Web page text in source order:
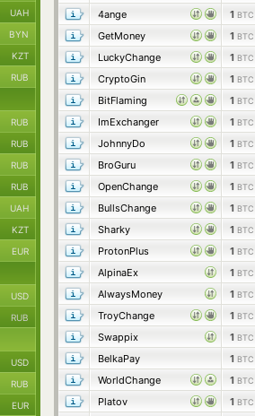
4ange
1 BTC
GetMoney
1 BTC
LuckyChange
1 BTC
CryptoGin
1 BTC
BitFlaming
1 BTC
ImExchanger
1 BTC
JohnnyDo
1 BTC
BroGuru
1 BTC
OpenChange
1 BTC
BullsChange
1 BTC
Sharky
1 BTC
ProtonPlus
1 BTC
AlpinaEx
1 BTC
AlwaysMoney
1 BTC
TroyChange
1 BTC
Swappix
1 BTC
BelkaPay
1 BTC
WorldChange
1 BTC
Platov
1 BTC
UAH
BYN
KZT
RUB
RUB
RUB
RUB
RUB
UAH
KZT
EUR
USD
RUB
USD
RUB
EUR